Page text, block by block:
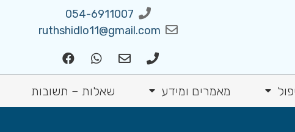
054-6911007
ruthshidlo11@gmail.com
מאמרים ומידע שאלות – תשובות